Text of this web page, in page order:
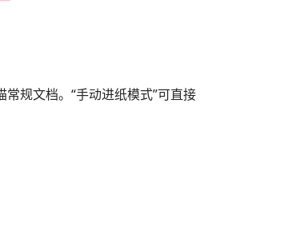
常规文档。“手动进纸模式”可直接